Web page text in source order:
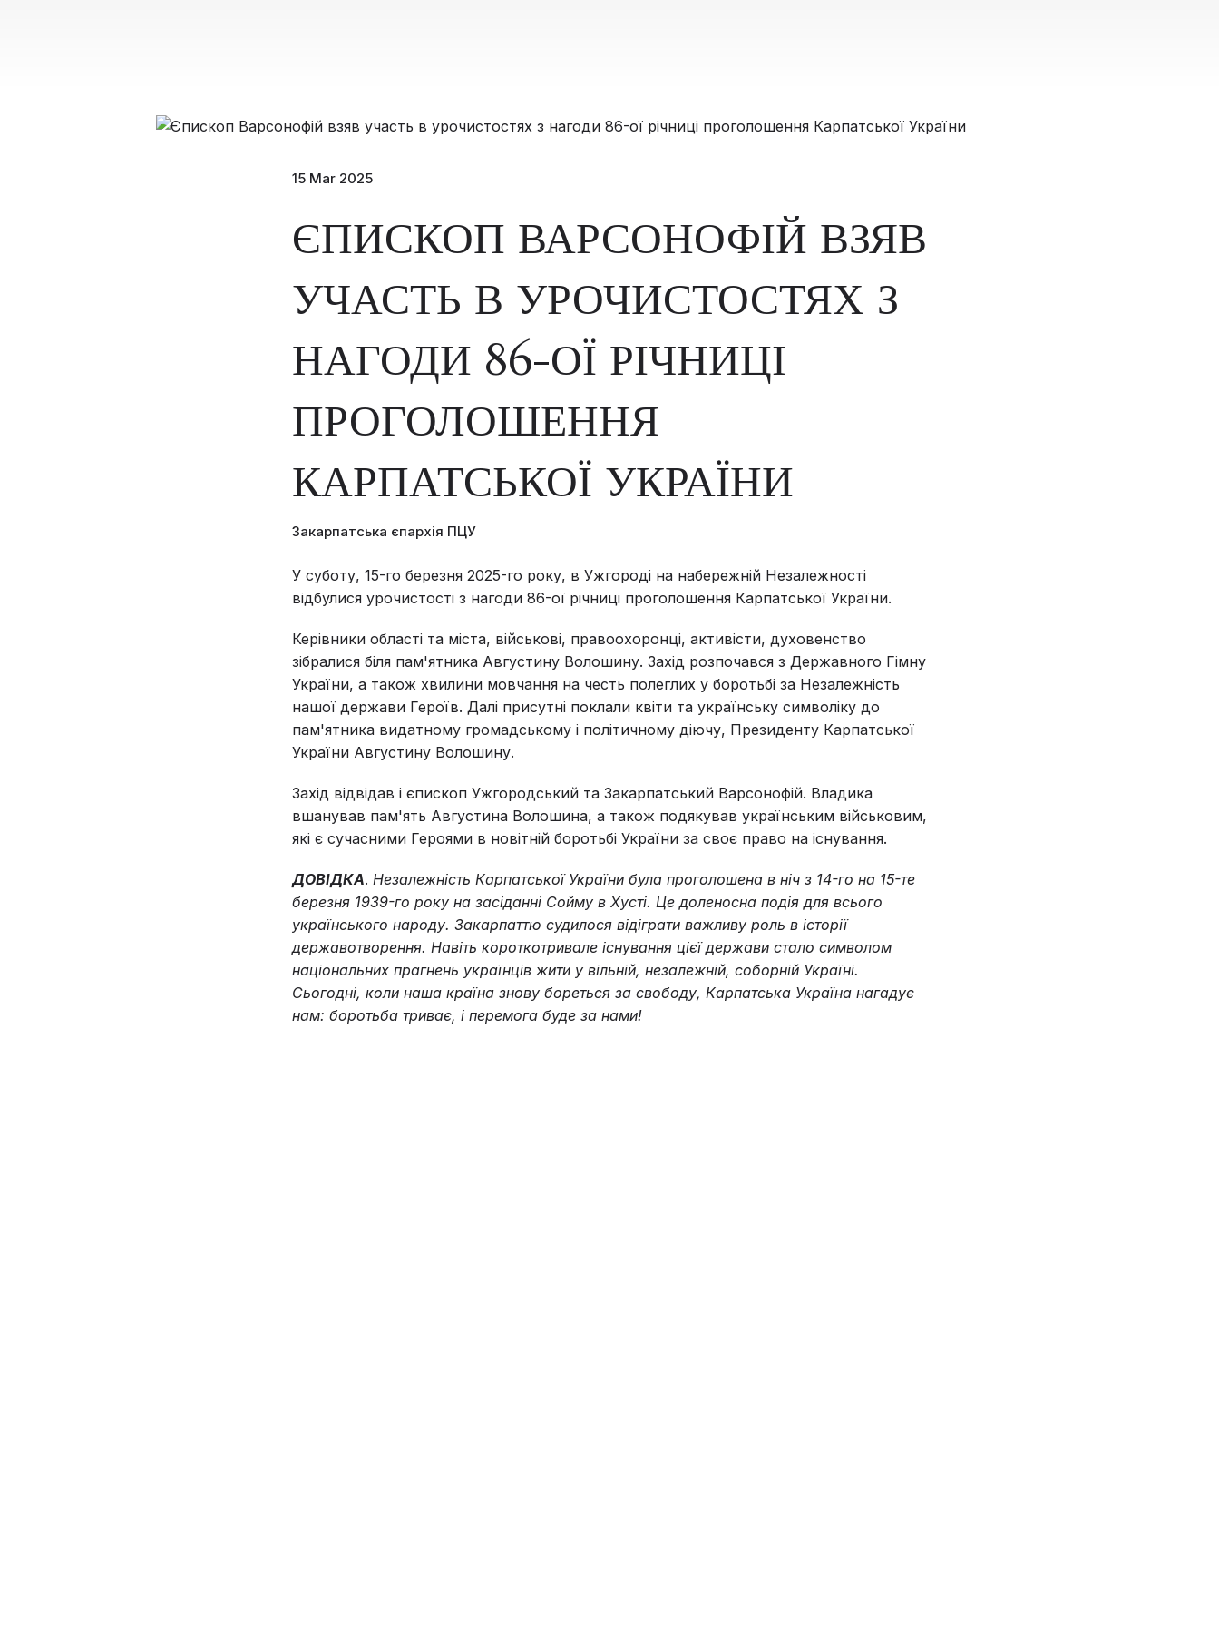
15 Mar 2025
ЄПИСКОП ВАРСОНОФІЙ ВЗЯВ
УЧАСТЬ В УРОЧИСТОСТЯХ З
НАГОДИ 86-ОЇ РІЧНИЦІ
ПРОГОЛОШЕННЯ
КАРПАТСЬКОЇ УКРАЇНИ
Закарпатська єпархія ПЦУ
У суботу, 15-го березня 2025-го року, в Ужгороді на набережній Незалежності
відбулися урочистості з нагоди 86-ої річниці проголошення Карпатської України.
Керівники області та міста, військові, правоохоронці, активісти, духовенство
зібралися біля пам'ятника Августину Волошину. Захід розпочався з Державного Гімну
України, а також хвилини мовчання на честь полеглих у боротьбі за Незалежність
нашої держави Героїв. Далі присутні поклали квіти та українську символіку до
пам'ятника видатному громадському і політичному діючу, Президенту Карпатської
України Августину Волошину.
Захід відвідав і єпископ Ужгородський та Закарпатський Варсонофій. Владика
вшанував пам'ять Августина Волошина, а також подякував українським військовим,
які є сучасними Героями в новітній боротьбі України за своє право на існування.
ДОВІДКА. Незалежність Карпатської України була проголошена в ніч з 14-го на 15-те
березня 1939-го року на засіданні Сойму в Хусті. Це доленосна подія для всього
українського народу. Закарпаттю судилося відіграти важливу роль в історії
державотворення. Навіть короткотривале існування цієї держави стало символом
національних прагнень українців жити у вільній, незалежній, соборній Україні.
Сьогодні, коли наша країна знову бореться за свободу, Карпатська Україна нагадує
нам: боротьба триває, і перемога буде за нами!